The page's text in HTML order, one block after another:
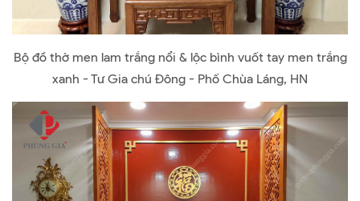
Bộ đồ thờ men lam trắng nổi & lộc bình vuốt tay men trắng
xanh - Tư Gia chú Đông - Phố Chùa Láng, HN